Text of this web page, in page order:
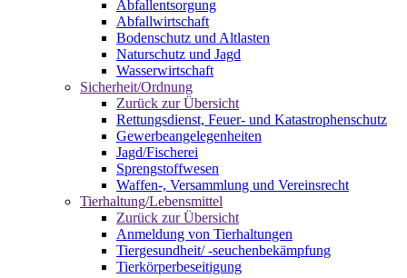
Abfallentsorgung
Abfallwirtschaft
Bodenschutz und Altlasten
Naturschutz und Jagd
Wasserwirtschaft
Sicherheit/Ordnung
Zurück zur Übersicht
Rettungsdienst, Feuer- und Katastrophenschutz
Gewerbeangelegenheiten
Jagd/Fischerei
Sprengstoffwesen
Waffen-, Versammlung und Vereinsrecht
Tierhaltung/Lebensmittel
Zurück zur Übersicht
Anmeldung von Tierhaltungen
Tiergesundheit/ -seuchenbekämpfung
Tierkörperbeseitigung